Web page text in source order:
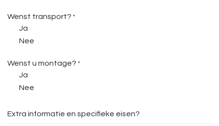
Wenst transport? *
Ja
Nee
Wenst u montage? *
Ja
Nee
Extra informatie en specifieke eisen?